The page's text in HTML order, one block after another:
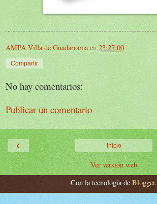
AMPA Villa de Guadarrama en 23:27:00
Compartir
No hay comentarios:
Publicar un comentario
‹ Inicio
Ver versión web
Con la tecnología de Blogger.